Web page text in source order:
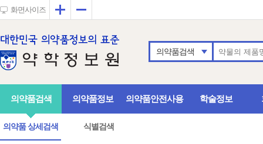
화면사이즈 확대
의약품검색
의약품검색
의약품 상세검색 식별검색
의약품정보 의약품안전사용 학술정보